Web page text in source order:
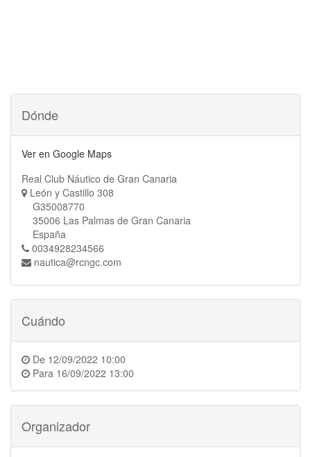
Dónde
Ver en Google Maps
Real Club Náutico de Gran Canaria
León y Castillo 308
G35008770
35006 Las Palmas de Gran Canaria
España
0034928234566
nautica@rcngc.com
Cuándo
De 12/09/2022 10:00
Para 16/09/2022 13:00
Organizador